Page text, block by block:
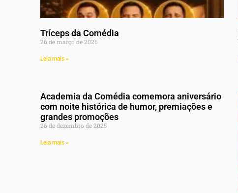
Tríceps da Comédia
26 de março de 2026
Leia mais »
Academia da Comédia comemora aniversário
com noite histórica de humor, premiações e
grandes promoções
26 de dezembro de 2025
Leia mais »